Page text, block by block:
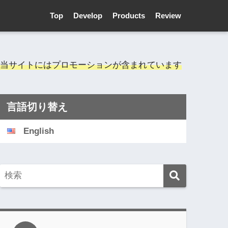
Top Develop Products Review
当サイトにはプロモーションが含まれています
言語切り替え
English